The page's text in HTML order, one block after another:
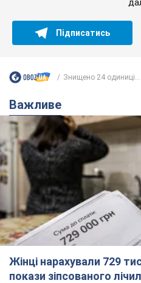
Жінці нарахували 729
покази зіпсованого
неочікуване рішення
Чи треба платити борг через
4 години тому 5,3 т.
"Це Україна напала!"
викрила київського
"зазомбували": він навіть
українців
Як зазначила артистка,
фанатом України, але після
"промили мозок"